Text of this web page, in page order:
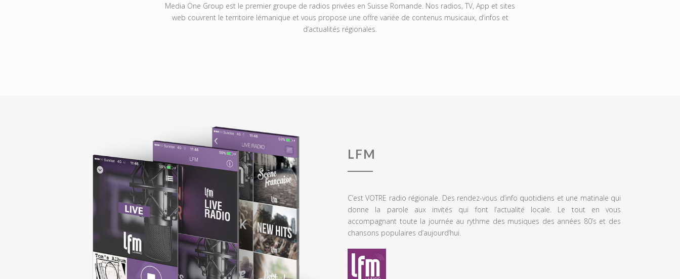
Media One Group est le premier groupe de radios privées en Suisse Romande. Nos radios, TV, App et sites
web couvrent le territoire lémanique et vous propose une offre variée de contenus musicaux, d’infos et
d’actualités régionales.
LFM
C’est VOTRE radio régionale. Des rendez-vous d’info quotidiens et une matinale qui
donne la parole aux invités qui font l’actualité locale. Le tout en vous
accompagnant toute la journée au rythme des musiques des années 80’s et des
chansons populaires d’aujourd’hui.